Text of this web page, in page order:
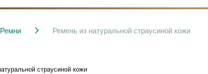
Ремни Ремень из натуральной страусиной кожи